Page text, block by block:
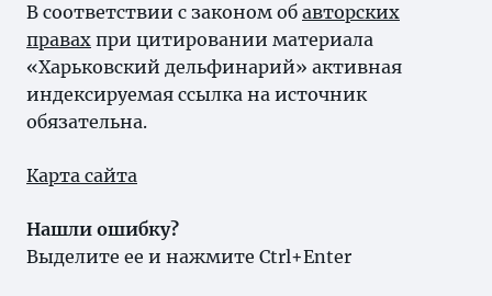
В соответствии с законом об авторских
правах при цитировании материала
«Харьковский дельфинарий» активная
индексируемая ссылка на источник
обязательна.
Карта сайта
Нашли ошибку?
Выделите ее и нажмите Ctrl+Enter